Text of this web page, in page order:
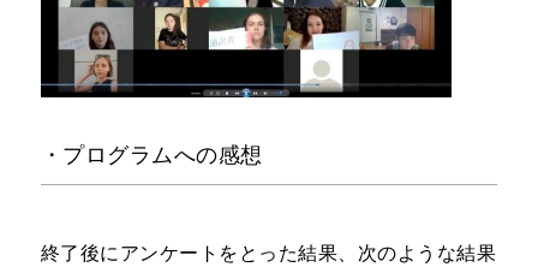
・プログラムへの感想
終了後にアンケートをとった結果、次のような結果